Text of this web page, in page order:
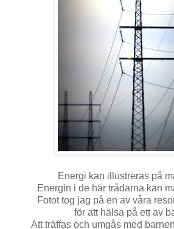
Energi kan illustreras på
Energin i de här trådarna kan
Fotot tog jag på en av våra
för att hälsa på ett av
Att träffas och umgås med